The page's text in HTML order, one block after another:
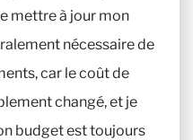
mettre à jour mon
nécessaire de
car le coût de
changé, et je
budget est toujours